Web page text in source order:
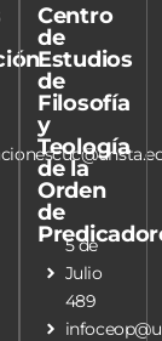
Centro
de
Estudios
de
Filosofía
y
Teología
de la
Orden
de
5 de
Julio
489